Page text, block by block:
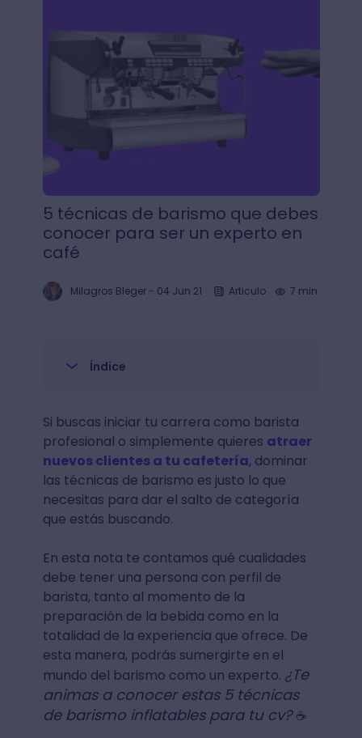
5 técnicas de barismo que debes
conocer para ser un experto en
café
Milagros Bleger- 04 Jun 21 Articulo 7 min.
Índice
Si buscas iniciar tu carrera como barista
profesional o simplemente quieres atraer
nuevos clientes a tu cafetería, dominar
las técnicas de barismo es justo lo que
necesitas para dar el salto de categoría
que estás buscando.
En esta nota te contamos qué cualidades
debe tener una persona con perfil de
barista, tanto al momento de la
preparación de la bebida como en la
totalidad de la experiencia que ofrece. De
esta manera, podrás sumergirte en el
mundo del barismo como un experto. ¿Te
animas a conocer estas 5 técnicas
de barismo inflatables para tu cv?☕